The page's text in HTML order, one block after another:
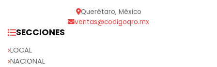
Querétaro, México
ventas@codigoqro.mx
SECCIONES
LOCAL
NACIONAL